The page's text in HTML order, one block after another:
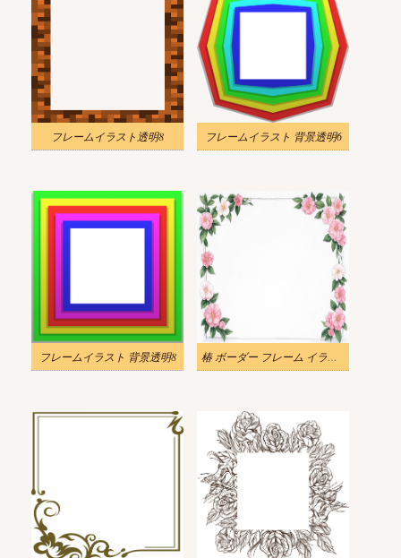
フレームイラスト透明8 フレームイラスト 背景透明6
フレームイラスト 背景透明8 椿 ボーダー フレーム イラスト